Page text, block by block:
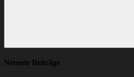
Suchen
Neueste Beiträge